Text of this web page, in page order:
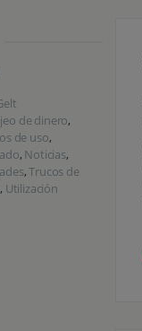
de dinero,
de uso,
, Noticias,
,Trucos de
, Utilización